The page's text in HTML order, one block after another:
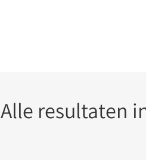
Alle resultaten